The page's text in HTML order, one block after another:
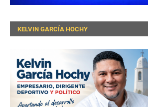
KELVIN GARCÍA HOCHY